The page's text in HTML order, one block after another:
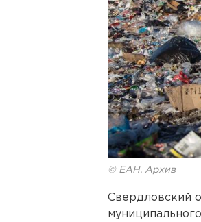
© ЕАН. Архив
Свердловский